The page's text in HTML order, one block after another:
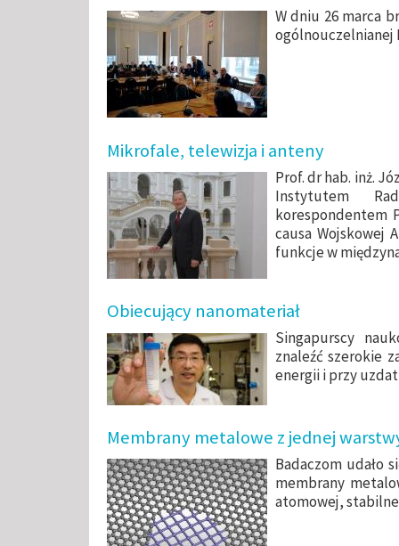
W dniu 26 marca
ogólnouczelnianej
Mikrofale, telewizja i anteny
Prof. dr hab. inż.
Instytutem
korespondentem
causa Wojskowej
funkcje w
Obiecujący nanomateriał
Singapurscy
znaleźć szerokie
energii i przy
Membrany metalowe z jednej
Badaczom udało
membrany
atomowej,